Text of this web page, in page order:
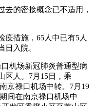
去的密接概念已不适用，
疫措施，65人中已有5人
日入院。
机场新冠肺炎普通型病
区人。7月15日，乘
京禄口机场中转。7月19
间在南京禄口机场中